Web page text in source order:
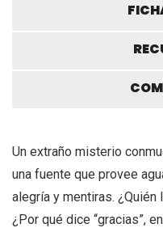
Un extraño misterio
una fuente que provee
alegría y mentiras.
¿Por qué dice “gracias”,